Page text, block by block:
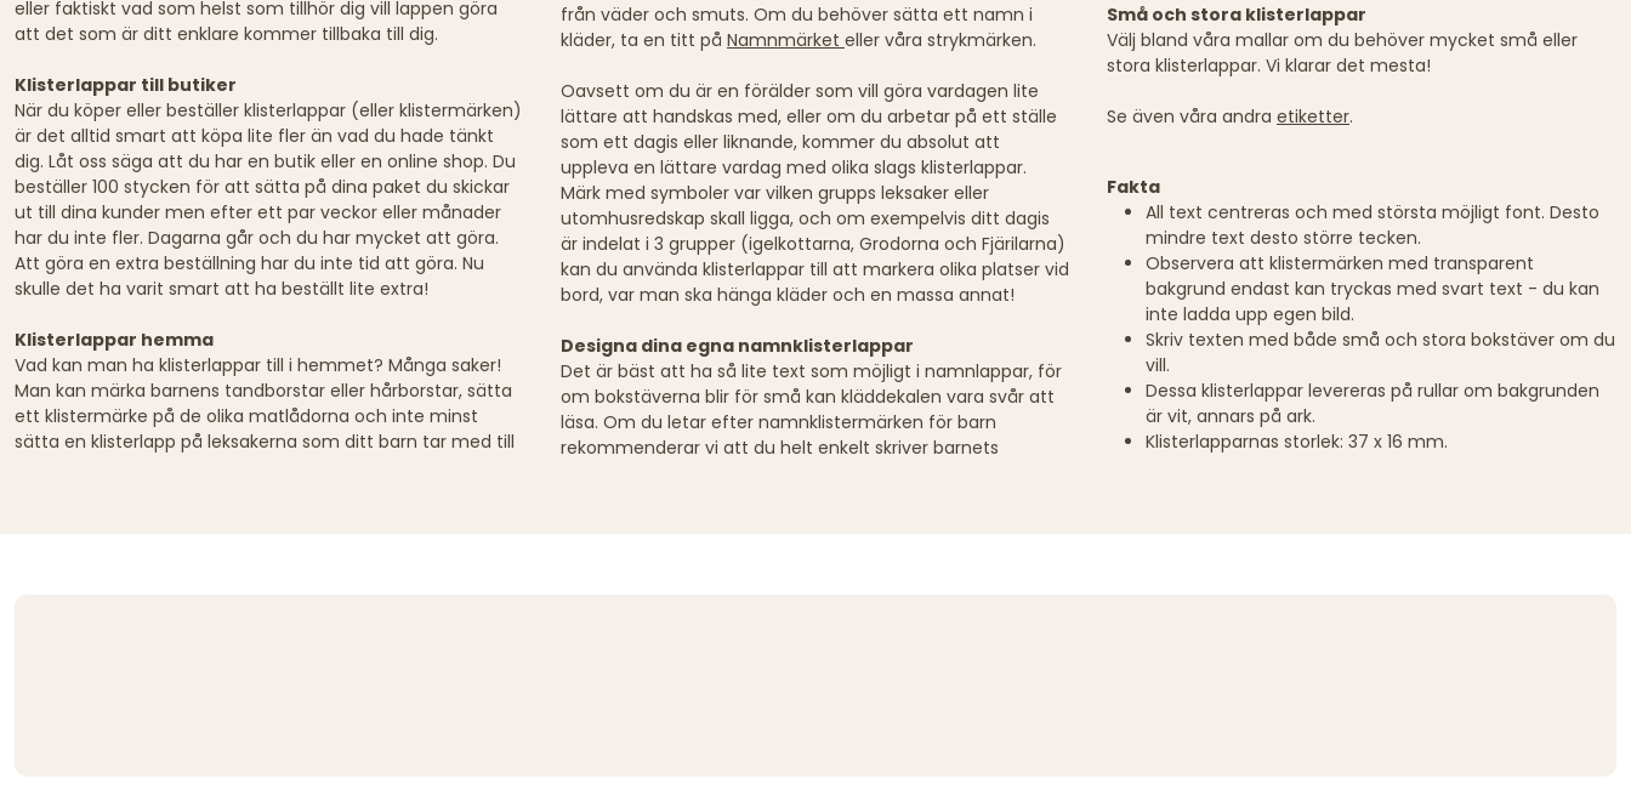
eller faktiskt vad som helst som tillhör dig vill lappen göra
att det som är ditt enklare kommer tillbaka till dig.
Klisterlappar till butiker
När du köper eller beställer klisterlappar (eller klistermärken)
är det alltid smart att köpa lite fler än vad du hade tänkt
dig. Låt oss säga att du har en butik eller en online shop. Du
beställer 100 stycken för att sätta på dina paket du skickar
ut till dina kunder men efter ett par veckor eller månader
har du inte fler. Dagarna går och du har mycket att göra.
Att göra en extra beställning har du inte tid att göra. Nu
skulle det ha varit smart att ha beställt lite extra!
Klisterlappar hemma
Vad kan man ha klisterlappar till i hemmet? Många saker!
Man kan märka barnens tandborstar eller hårborstar, sätta
ett klistermärke på de olika matlådorna och inte minst
sätta en klisterlapp på leksakerna som ditt barn tar med till
från väder och smuts. Om du behöver sätta ett namn i
kläder, ta en titt på Namnmärket eller våra strykmärken.
Oavsett om du är en förälder som vill göra vardagen lite
lättare att handskas med, eller om du arbetar på ett ställe
som ett dagis eller liknande, kommer du absolut att
uppleva en lättare vardag med olika slags klisterlappar.
Märk med symboler var vilken grupps leksaker eller
utomhusredskap skall ligga, och om exempelvis ditt dagis
är indelat i 3 grupper (igelkottarna, Grodorna och Fjärilarna)
kan du använda klisterlappar till att markera olika platser vid
bord, var man ska hänga kläder och en massa annat!
Designa dina egna namnklisterlappar
Det är bäst att ha så lite text som möjligt i namnlappar, för
om bokstäverna blir för små kan kläddekalen vara svår att
läsa. Om du letar efter namnklistermärken för barn
rekommenderar vi att du helt enkelt skriver barnets
Små och stora klisterlappar
Välj bland våra mallar om du behöver mycket små eller
stora klisterlappar. Vi klarar det mesta!
Se även våra andra etiketter.
Fakta
All text centreras och med största möjligt font. Desto
mindre text desto större tecken.
Observera att klistermärken med transparent
bakgrund endast kan tryckas med svart text - du kan
inte ladda upp egen bild.
Skriv texten med både små och stora bokstäver om du
vill.
Dessa klisterlappar levereras på rullar om bakgrunden
är vit, annars på ark.
Klisterlapparnas storlek: 37 x 16 mm.